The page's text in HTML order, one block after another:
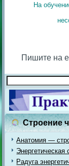
На
Пишите на
Строение
Анатомия —
Энергетическая
Радуга